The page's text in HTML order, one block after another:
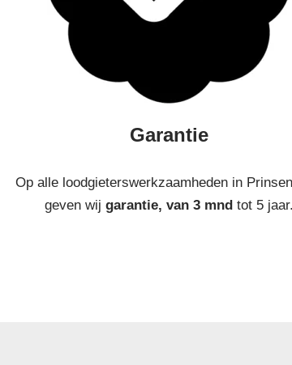
Garantie
Op alle loodgieterswerkzaamheden in
geven wij garantie, van 3 mndtot 5 jaar.